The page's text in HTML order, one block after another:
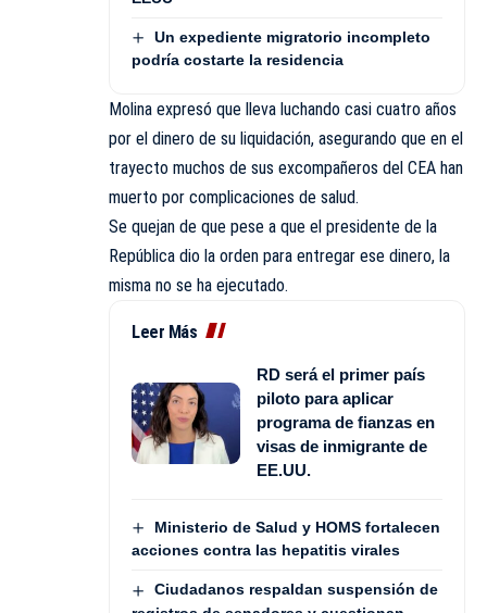
Un expediente migratorio incompleto
podría costarte la residencia
Molina expresó que lleva luchando casi cuatro años
por el dinero de su liquidación, asegurando que en el
trayecto muchos de sus excompañeros del CEA han
muerto por complicaciones de salud.
Se quejan de que pese a que el presidente de la
República dio la orden para entregar ese dinero, la
misma no se ha ejecutado.
Leer Más
RD será el primer país
piloto para aplicar
programa de fianzas en
visas de inmigrante de
EE.UU.
Ministerio de Salud y HOMS fortalecen
acciones contra las hepatitis virales
Ciudadanos respaldan suspensión de